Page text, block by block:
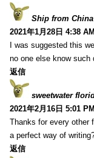
Ship from
2021年1月28日 4:38 AM
I was suggested this
no one else know such
返信
sweetwater
2021年2月16日 5:01 PM
Thanks for every other
a perfect way of
返信